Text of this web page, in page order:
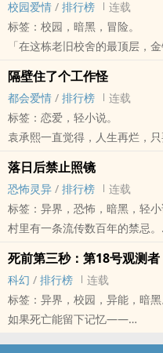
而是她终于不再回头。
从校园命案、都市怪谈，到集体
如果有一天，全世界都忘了你
那你，还算存在过吗？
袁晚舒不再相信任何人。
这一世，她只做三件事：
夺权、清算、复仇。
她要整个袁家——
血债血偿。
可她渐渐发现。
祁烬似乎总比她早一步。
他知道谁会背叛她。
知道谁会害她。
甚至知道……她什么时候会崩溃。
直到真相揭开——
原来。
而他重生后做的第一件事，就
「妳不用当好人。」
「因为我爱的，本来就是疯掉的
当乡下养女觉醒黑道血脉。
当白月光亲手撕开豪门假面。
「妈！」
袁小满：「闭嘴！我比妳还不
点却完全跑偏。
「报仇不急。」
「先替妳找个老公。」
「顺便替我找个爸爸。」
于是，叶暖暖把目光锁定了商
第一次见面。
叶暖暖抱着祁行舟的大腿，奶声
「爸爸！」
全场安静。
袁小满当场社死。
而祁行舟看着这对奇怪的母女，
这是一个闺蜜重生成女儿，天
也是一个关于救赎、成长与重新
余清荷，26岁，独立强势的创
速度」
张景宇，28岁，散漫随性的设
实际却藏着谁也看不透的秘密。
因房东乌龙，他们被迫签下《
带，正式展开「楚河汉界」般的
她嫌他邋遢又难搞，他嫌她强
里，渐渐失守。
然而余清荷不知道的是——
这场「偶然同居」，其实从来都
七年前，一场被掩埋的车祸、
春的秘密，正随着两人的靠近，
当真相揭开时，她才发现——
原来那个总在深夜替她留灯的
欢了她很多年。
这不是一场单纯的爱情。
而是一场关于救赎、等待与重
校园爱情 / 排行榜
连载
标签：校园，暗黑，冒险。
「在这栋老旧校舍的最顶层，
券，以及……一个人的灵魂。」
圣德高中仁爱楼四楼，是全校
这里聚集了 27 名掌控城市经济
傲，将人生当作一场精准量化
校每年保留 3 个名额给底层出
入狼群的绵羊，是权贵眼中的
清晨的十字路口，市场出身的
踏车；财阀长公主余凡萱坐在
下地冷眼旁观。两个世界的交
随着一场涉及家族利益、名校
开，吃瓜看戏的翈裤子弟、在
当幽灵的守护者，被迫集体入局
深夜的暴雨、封闭的四楼旧储
隔壁住了个工作怪
都会爱情 / 排行榜
连载
标签：恋爱，轻小说。
袁承熙一直觉得，人生再烂，只
他作息精准、洁癖严重、冷得
拆箱、快递堆满门口、信用卡永
两人成了最不可能和平共处的
深夜、争吵与陪伴里，慢慢成
活。
他教她怎么面对人生。
——有些人，会在最狼狈的时候
落日后禁止照镜
恐怖灵异 / 排行榜
连载
标签：异界，恐怖，暗黑，轻小
村里有一条流传数百年的禁忌。
不能看镜子、不能看倒影、不
违反的人，从此再也不是原来的
祖父过世后，离开故乡多年的
和记忆中一样诡异——家家户户
人出门，甚至连窗户都被紧紧
死前第三秒：第18号观测者
科幻 / 排行榜
连载
标签：异界，校园，异能，暗黑
如果死亡能留下记忆——